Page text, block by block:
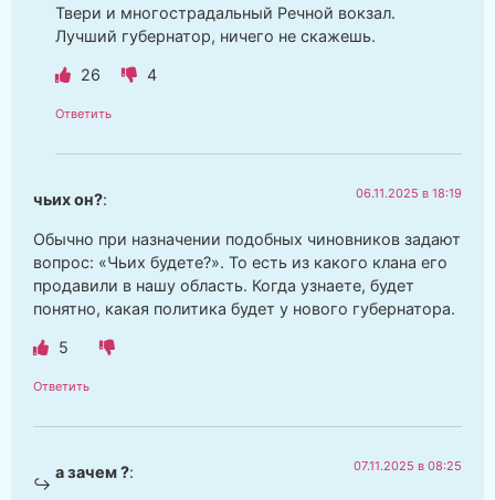
Твери и многострадальный Речной вокзал.
Лучший губернатор, ничего не скажешь.
26 4
Ответить
чьих он?: 06.11.2025 в 18:19
Обычно при назначении подобных чиновников задают
вопрос: «Чьих будете?». То есть из какого клана его
продавили в нашу область. Когда узнаете, будет
понятно, какая политика будет у нового губернатора.
5
Ответить
а зачем ?: 07.11.2025 в 08:25